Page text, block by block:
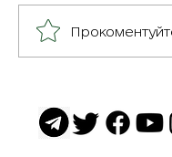
Герої серед нас:
Хітмен